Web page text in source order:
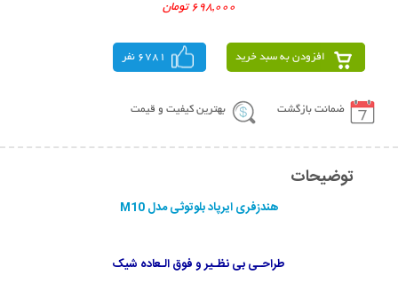
698,000 تومان
افزودن به سبد خرید 6781 نفر
ضمانت بازگشت بهترین کیفیت و قیمت
توضیحات
هندزفری ایرپاد بلوتوثی مدل M10
طراحـی بی نظـیر و فوق الـعاده شیک